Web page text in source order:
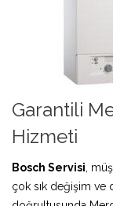
Garantili
Hizmeti
Bosch Servisi ,
çok sık değişim ve